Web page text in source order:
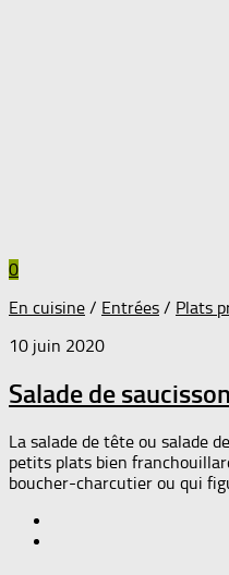
0
En cuisine / Entrées / Plats
10 juin 2020
Salade de
La salade de tête ou salade
petits plats bien
boucher-charcutier ou qui